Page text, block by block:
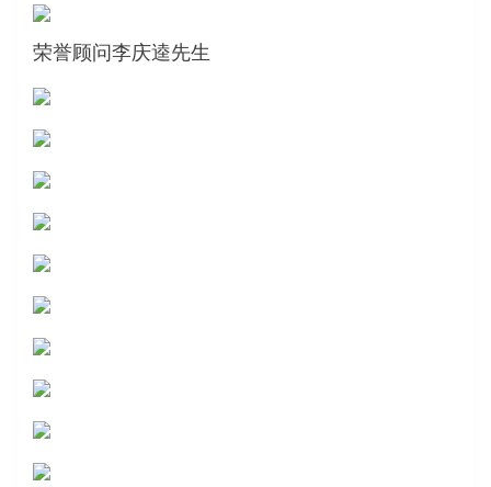
荣誉顾问李庆逵先生